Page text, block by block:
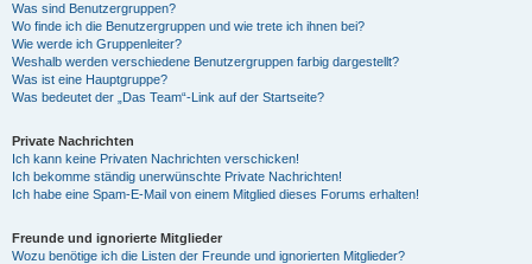
Was sind Benutzergruppen?
Wo finde ich die Benutzergruppen und wie trete ich ihnen bei?
Wie werde ich Gruppenleiter?
Weshalb werden verschiedene Benutzergruppen farbig dargestellt?
Was ist eine Hauptgruppe?
Was bedeutet der „Das Team“-Link auf der Startseite?
Private Nachrichten
Ich kann keine Privaten Nachrichten verschicken!
Ich bekomme ständig unerwünschte Private Nachrichten!
Ich habe eine Spam-E-Mail von einem Mitglied dieses Forums erhalten!
Freunde und ignorierte Mitglieder
Wozu benötige ich die Listen der Freunde und ignorierten Mitglieder?